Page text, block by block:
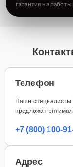
гарантия на работы
Телефон
Наши специалисты
предложат
+7 (800) 100-
Адрес